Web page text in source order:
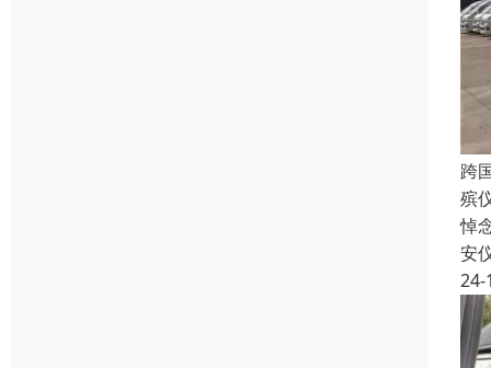
跨
殡
悼
安
24-